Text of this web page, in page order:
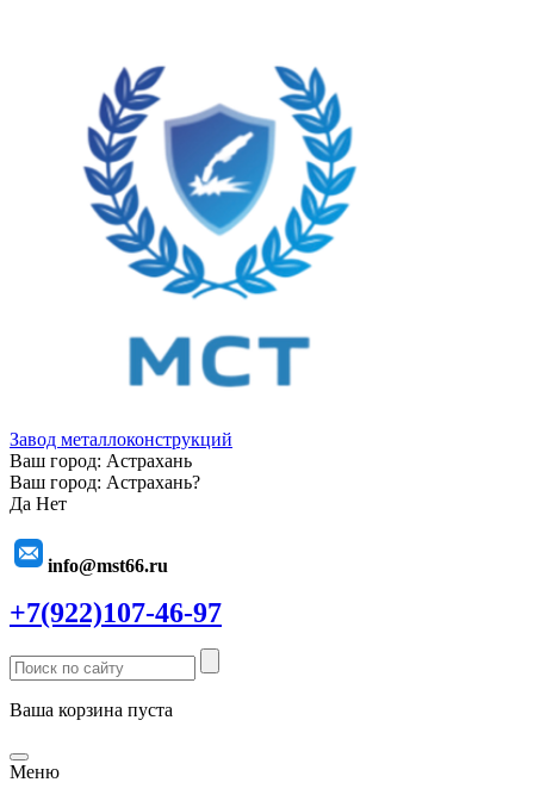
Завод металлоконструкций
Ваш город: Астрахань
Ваш город: Астрахань?
Да Нет
info@mst66.ru
+7(922)107-46-97
Ваша корзина пуста
Меню